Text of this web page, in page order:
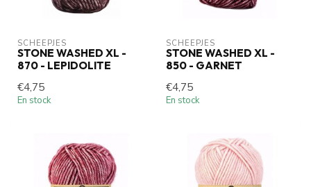
SCHEEPJES
STONE WASHED XL -
870 - LEPIDOLITE
€4,75
En stock
SCHEEPJES
STONE WASHED XL -
850 - GARNET
€4,75
En stock